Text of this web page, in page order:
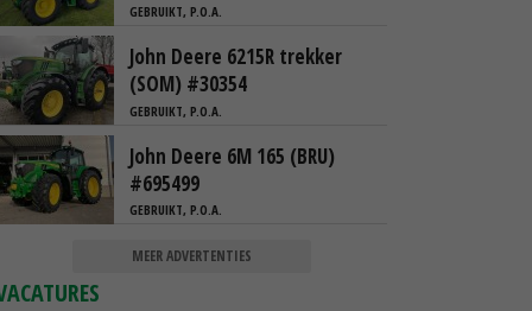
GEBRUIKT, P.O.A.
John Deere 6215R trekker
(SOM) #30354
GEBRUIKT, P.O.A.
John Deere 6M 165 (BRU)
#695499
GEBRUIKT, P.O.A.
MEER ADVERTENTIES